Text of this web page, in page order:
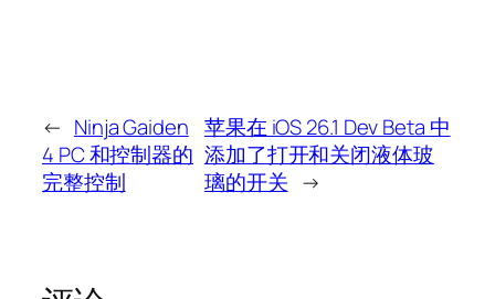
← Ninja Gaiden
4 PC 和控制器的
完整控制
苹果在 iOS 26.1 Dev Beta 中
添加了打开和关闭液体玻
璃的开关 →